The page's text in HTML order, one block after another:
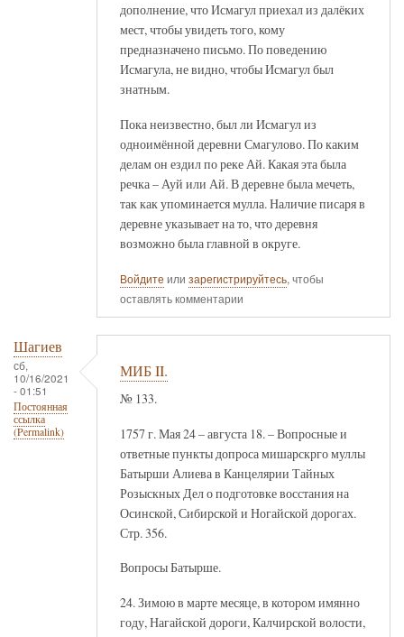
дополнение, что Исмагул приехал из далёких
мест, чтобы увидеть того, кому
предназначено письмо. По поведению
Исмагула, не видно, чтобы Исмагул был
знатным.
Пока неизвестно, был ли Исмагул из
одноимённой деревни Смагулово. По каким
делам он ездил по реке Ай. Какая эта была
речка – Ауй или Ай. В деревне была мечеть,
так как упоминается мулла. Наличие писаря в
деревне указывает на то, что деревня
возможно была главной в округе.
Войдите или зарегистрируйтесь, чтобы
оставлять комментарии
Шагиев
сб,
10/16/2021
- 01:51
Постоянная
ссылка
(Permalink)
МИБ II.
№ 133.
1757 г. Мая 24 – августа 18. – Вопросные и
ответные пункты допроса мишарскрго муллы
Батырши Алиева в Канцелярии Тайных
Розыскных Дел о подготовке восстания на
Осинской, Сибирской и Ногайской дорогах.
Стр. 356.
Вопросы Батырше.
24. Зимою в марте месяце, в котором имянно
году, Нагайской дороги, Калчирской волости,